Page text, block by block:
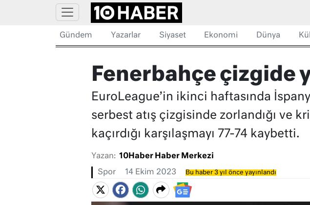
Gündem Yazarlar Siyaset Ekonomi Dünya
Fenerbahçe çizgide
EuroLeague’in ikinci haftasında
serbest atış çizgisinde zorlandığı ve
kaçırdığı karşılaşmayı 77-74 kaybetti.
Yazan: 10Haber Haber Merkezi
Spor 14 Ekim 2023 Bu haber 3 yıl önce yayınlandı